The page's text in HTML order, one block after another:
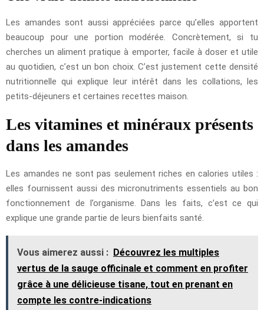
Les amandes sont aussi appréciées parce qu’elles apportent
beaucoup pour une portion modérée. Concrètement, si tu
cherches un aliment pratique à emporter, facile à doser et utile
au quotidien, c’est un bon choix. C’est justement cette densité
nutritionnelle qui explique leur intérêt dans les collations, les
petits-déjeuners et certaines recettes maison.
Les vitamines et minéraux présents
dans les amandes
Les amandes ne sont pas seulement riches en calories utiles :
elles fournissent aussi des micronutriments essentiels au bon
fonctionnement de l’organisme. Dans les faits, c’est ce qui
explique une grande partie de leurs bienfaits santé.
Vous aimerez aussi : Découvrez les multiples
vertus de la sauge officinale et comment en profiter
grâce à une délicieuse tisane, tout en prenant en
compte les contre-indications